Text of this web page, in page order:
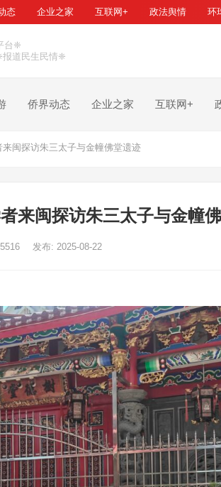
态 企业之家 互联网+ 政法舆情 环
台❈
道民生民情❈
侨界动态 企业之家 互联网+
闽探访朱三太子与金幢佛堂遗迹
来闽探访朱三太子与金幢
发布: 2025-08-22